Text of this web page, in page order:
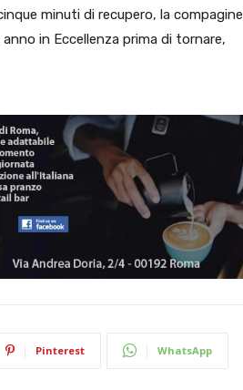
minuti di recupero, la compagine
in Eccellenza prima di tornare,
Pinterest WhatsApp